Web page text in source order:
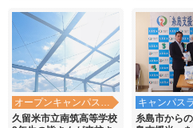
オープンキャンパス・学校見学
久留米市立南筑高等学校
キャンパス
糸島市から